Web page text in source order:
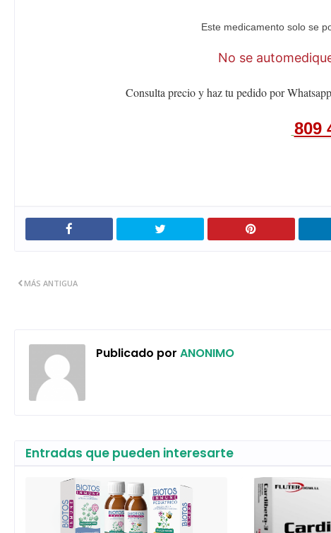
Este medicamento solo se
No se
Consulta precio y haz tu pedido por
809
MÁS ANTIGUA
Publicado por ANONIMO
Entradas que pueden interesarte